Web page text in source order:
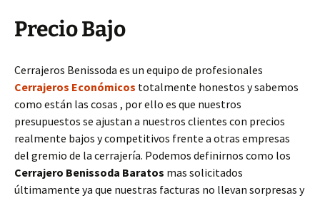
Precio Bajo
Cerrajeros Benissoda es un equipo de profesionales
Cerrajeros Económicos totalmente honestos y sabemos
como están las cosas , por ello es que nuestros
presupuestos se ajustan a nuestros clientes con precios
realmente bajos y competitivos frente a otras empresas
del gremio de la cerrajería. Podemos definirnos como los
Cerrajero Benissoda Baratos mas solicitados
últimamente ya que nuestras facturas no llevan sorpresas y